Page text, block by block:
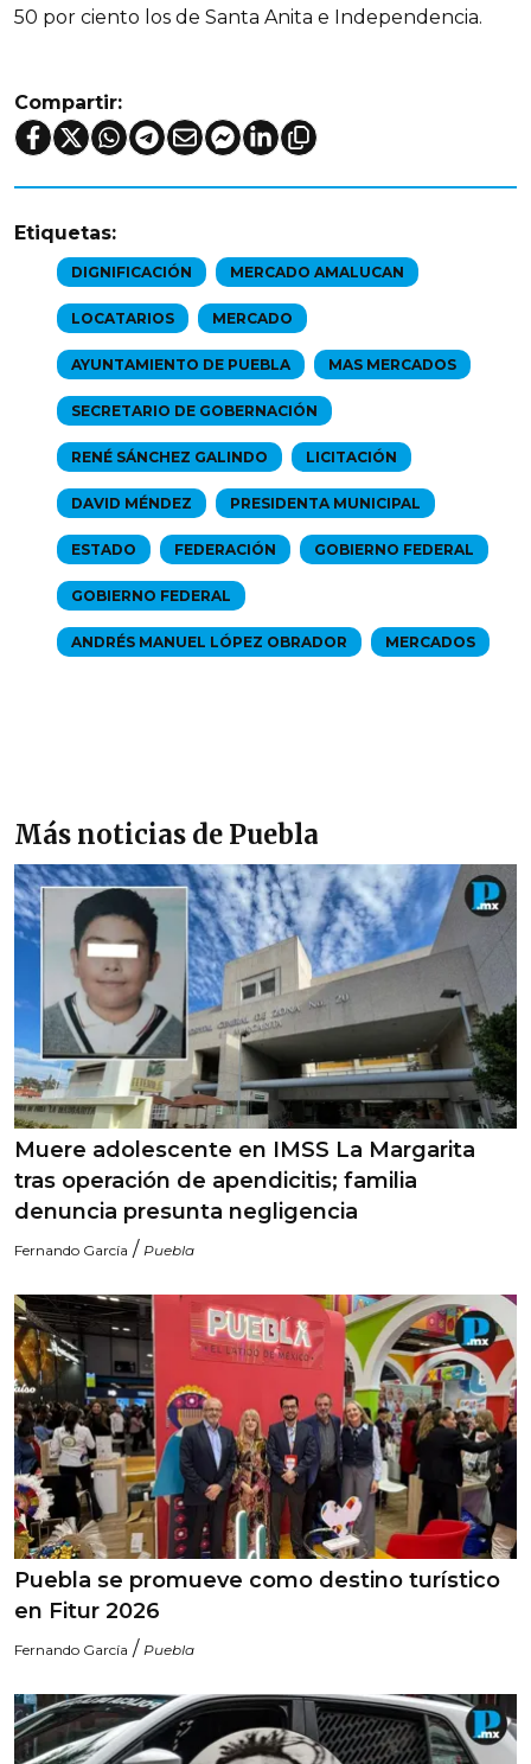
50 por ciento los de Santa Anita e Independencia.
Compartir:
Etiquetas:
DIGNIFICACIÓN MERCADO AMALUCAN
LOCATARIOS MERCADO
AYUNTAMIENTO DE PUEBLA MAS MERCADOS
SECRETARIO DE GOBERNACIÓN
RENÉ SÁNCHEZ GALINDO LICITACIÓN
DAVID MÉNDEZ PRESIDENTA MUNICIPAL
ESTADO FEDERACIÓN GOBIERNO FEDERAL
GOBIERNO FEDERAL
ANDRÉS MANUEL LÓPEZ OBRADOR MERCADOS
Más noticias de Puebla
Muere adolescente en IMSS La Margarita
tras operación de apendicitis; familia
denuncia presunta negligencia
Fernando García / Puebla
Puebla se promueve como destino turístico
en Fitur 2026
Fernando García / Puebla